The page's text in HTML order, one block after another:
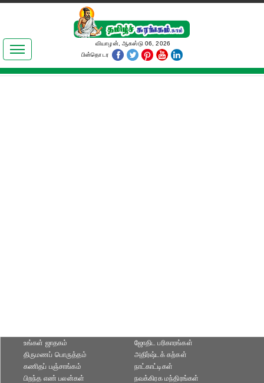
இலக்கியங்கள்
தமிழ் உலகம்
வியாழன், ஆகஸ்டு 06, 2026
பின்தொடர
உங்கள் ஜாதகம்
திருமணப் பொருத்தம்
கணிதப் பஞ்சாங்கம்
ஜோதிட ப‌ரிகார‌ங்க‌ள்
அதிர்ஷ்டக் கற்கள்
நாட்காட்டிகள்
பிறந்த எண் பலன்கள்
நவக்கிரக மந்திரங்கள்